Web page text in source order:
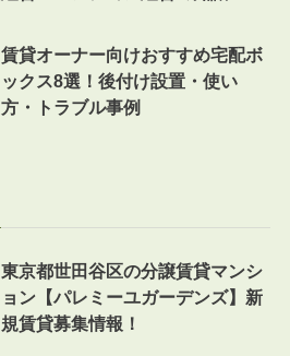
賃貸オーナー向けおすすめ宅配ボ
ックス8選！後付け設置・使い
方・トラブル事例
東京都世田谷区の分譲賃貸マンシ
ョン【パレミーユガーデンズ】新
規賃貸募集情報！